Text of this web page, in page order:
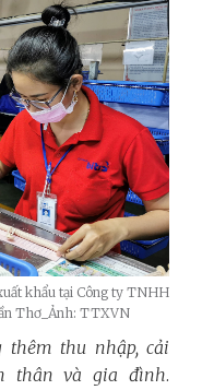
khẩu tại Công ty TNHH
Thơ_Ảnh: TTXVN
thu nhập, cải
thân và gia đình.